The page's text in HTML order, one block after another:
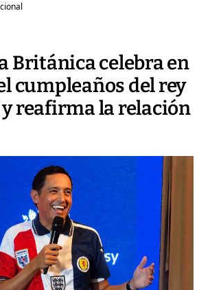
Británica celebra en
cumpleaños del rey
reafirma la relación